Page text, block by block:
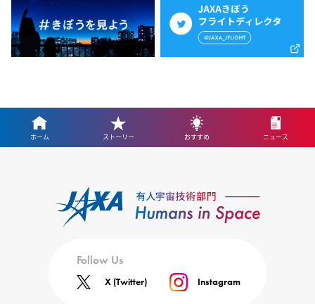
ホーム ストーリー おすすめ ニュース
Follow Us
X (Twitter) Instagram